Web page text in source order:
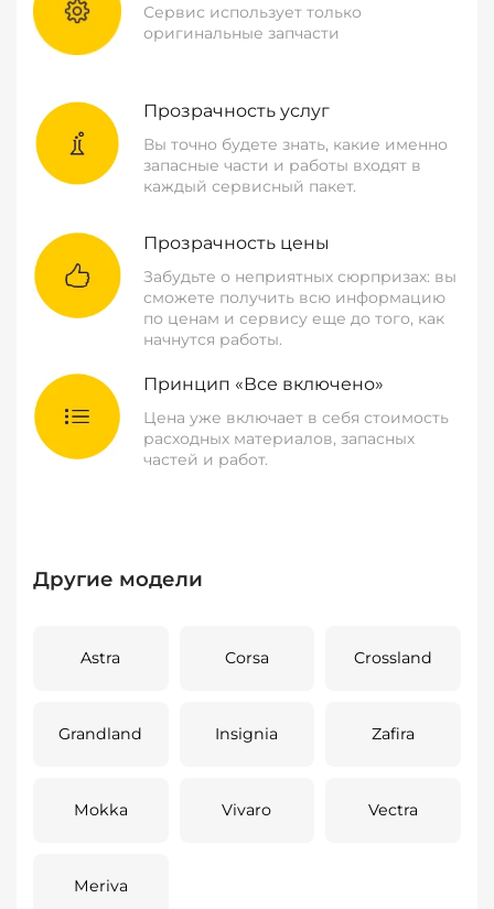
Сервис использует только
оригинальные запчасти
Прозрачность услуг
Вы точно будете знать, какие именно
запасные части и работы входят в
каждый сервисный пакет.
Прозрачность цены
Забудьте о неприятных сюрпризах: вы
сможете получить всю информацию
по ценам и сервису еще до того, как
начнутся работы.
Принцип «Все включено»
Цена уже включает в себя стоимость
расходных материалов, запасных
частей и работ.
Другие модели
Astra Corsa Crossland
Grandland Insignia Zafira
Mokka Vivaro Vectra
Meriva